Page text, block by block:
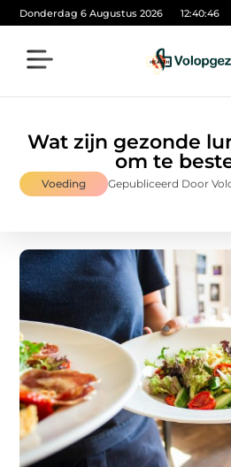
Donderdag 6 Augustus 2026 12:40:48
Wat zijn gezonde
om te
Voeding Gepubliceerd Door